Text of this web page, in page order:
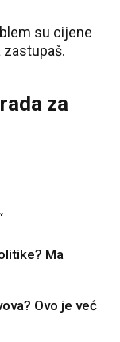
su cijene
za
Ma
Ovo je već